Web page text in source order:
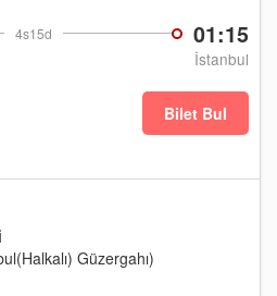
4s15d 01:15
İstanbul
Bilet Bul
Güzergahı)